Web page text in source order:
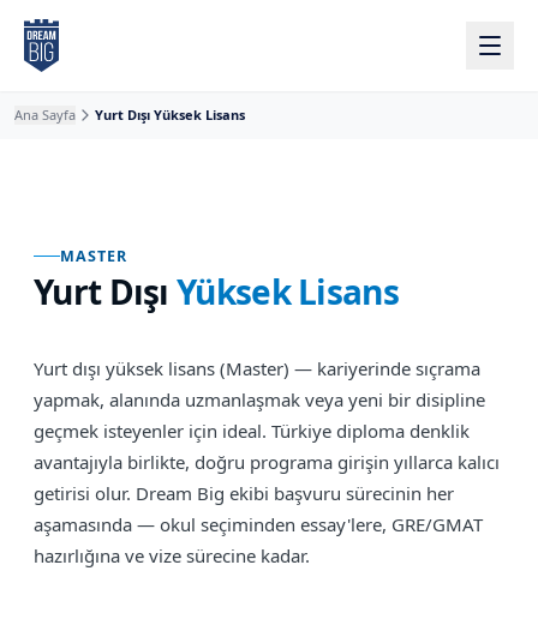
Ana içeriğe atla
Ana Sayfa Yurt Dışı Yüksek Lisans
MASTER
Yurt DışıYüksek Lisans
Yurt dışı yüksek lisans (Master) — kariyerinde sıçrama
yapmak, alanında uzmanlaşmak veya yeni bir disipline
geçmek isteyenler için ideal. Türkiye diploma denklik
avantajıyla birlikte, doğru programa girişin yıllarca kalıcı
getirisi olur. Dream Big ekibi başvuru sürecinin her
aşamasında — okul seçiminden essay'lere, GRE/GMAT
hazırlığına ve vize sürecine kadar.